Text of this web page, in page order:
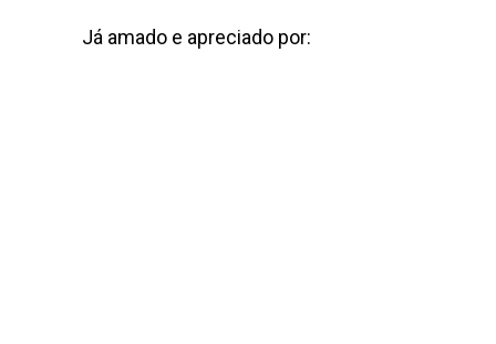
Já amado e apreciado por: